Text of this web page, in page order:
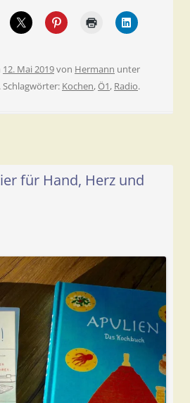
12. Mai 2019von Hermann unter
Kochen,Ö1, Radio.
für Hand, Herz und